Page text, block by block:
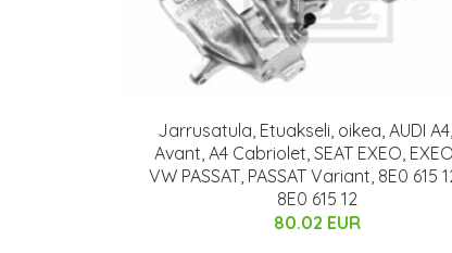
Jarrusatula, Etuakseli, oikea, AUDI
Avant, A4 Cabriolet, SEAT EXEO,
VW PASSAT, PASSAT Variant, 8E0 615
8E0 615 12
80.02 EUR